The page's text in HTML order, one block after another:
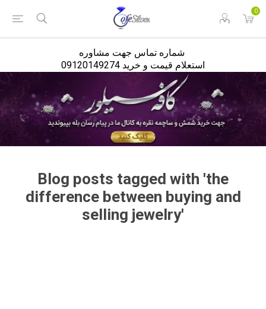
0
استعلام قیمت و خرید 09120149274
Blog posts tagged with 'the
difference between buying and
selling jewelry'